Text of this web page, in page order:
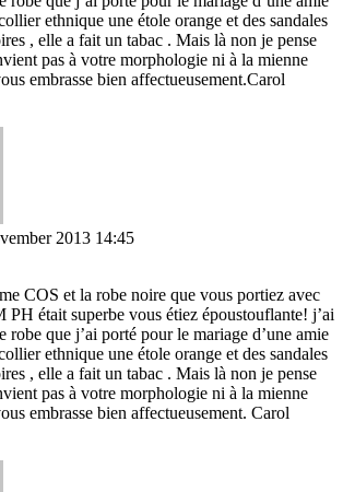
ethnique une étole orange et des sandales
, elle a fait un tabac . Mais là non je pense
pas à votre morphologie ni à la mienne
embrasse bien affectueusement.Carol
2013 14:45
COS et la robe noire que vous portiez avec
PH était superbe vous étiez époustouflante! j’ai
robe que j’ai porté pour le mariage d’une amie
ethnique une étole orange et des sandales
, elle a fait un tabac . Mais là non je pense
pas à votre morphologie ni à la mienne
embrasse bien affectueusement. Carol